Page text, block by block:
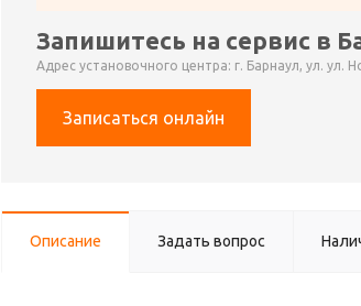
Запишитесь на сервис в
Адрес установочного центра: г. Барнаул, ул. ул.
Записаться онлайн
Описание Задать вопрос